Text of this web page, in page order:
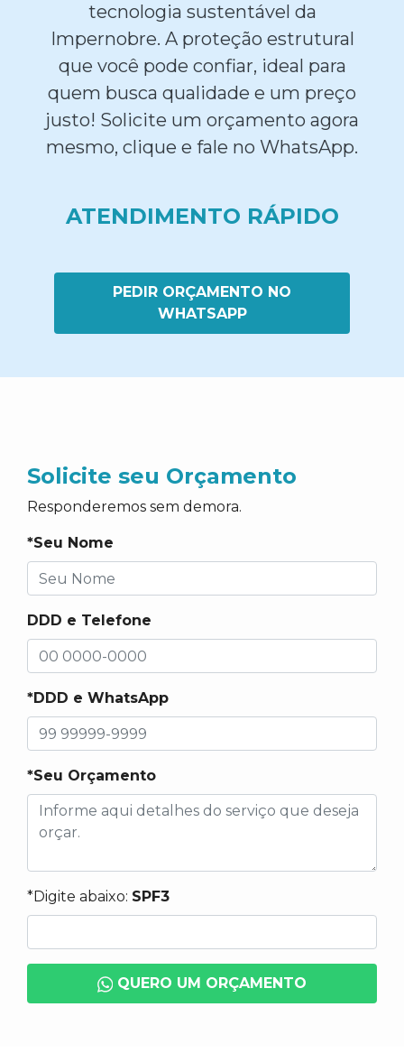
tecnologia sustentável da
Impernobre. A proteção estrutural
que você pode confiar, ideal para
quem busca qualidade e um preço
justo! Solicite um orçamento agora
mesmo, clique e fale no WhatsApp.
ATENDIMENTO RÁPIDO
PEDIR ORÇAMENTO NO
WHATSAPP
Solicite seu Orçamento
Responderemos sem demora.
*Seu Nome
DDD e Telefone
*DDD e WhatsApp
*Seu Orçamento
*Digite abaixo: SPF3
QUERO UM ORÇAMENTO